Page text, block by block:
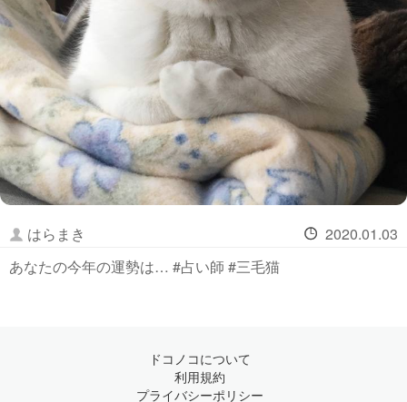
はらまき
2020.01.03
あなたの今年の運勢は… #占い師 #三毛猫
ドコノコについて
利用規約
プライバシーポリシー